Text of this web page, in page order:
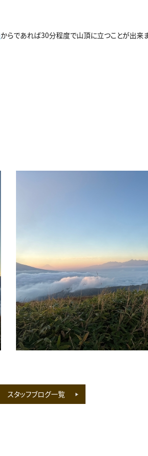
からであれば30分程度で山頂に立つことが出来ま
スタッフブログ一覧